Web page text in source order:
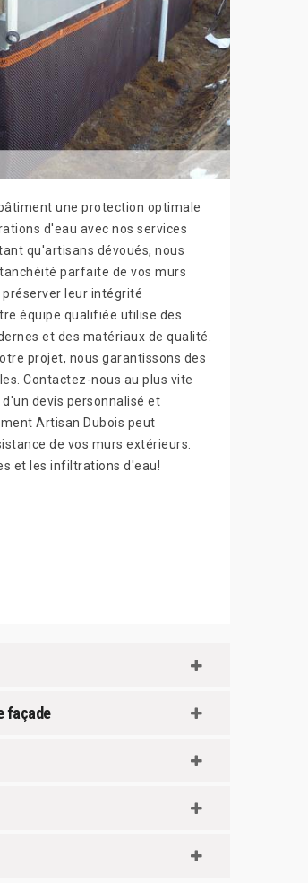
une protection optimale
d'eau avec nos services
qu'artisans dévoués, nous
parfaite de vos murs
leur intégrité
équipe qualifiée utilise des
et des matériaux de qualité.
projet, nous garantissons des
Contactez-nous au plus vite
devis personnalisé et
Artisan Dubois peut
de vos murs extérieurs.
et les infiltrations d'eau!
façade